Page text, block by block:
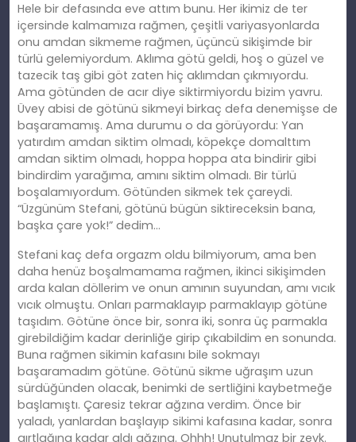
Hele bir defasında eve attım bunu. Her ikimiz de ter
içersinde kalmamıza rağmen, çeşitli variyasyonlarda
onu amdan sikmeme rağmen, üçüncü sikişimde bir
türlü gelemiyordum. Aklıma götü geldi, hoş o güzel ve
tazecik taş gibi göt zaten hiç aklımdan çıkmıyordu.
Ama götünden de acır diye siktirmiyordu bizim yavru.
Üvey abisi de götünü sikmeyi birkaç defa denemişse de
başaramamış. Ama durumu o da görüyordu: Yan
yatırdım amdan siktim olmadı, köpekçe domalttım
amdan siktim olmadı, hoppa hoppa ata bindirir gibi
bindirdim yarağıma, amını siktim olmadı. Bir türlü
boşalamıyordum. Götünden sikmek tek çareydi.
“Üzgünüm Stefani, götünü bügün siktireceksin bana,
başka çare yok!” dedim…
Stefani kaç defa orgazm oldu bilmiyorum, ama ben
daha henüz boşalmamama rağmen, ikinci sikişimden
arda kalan döllerim ve onun amının suyundan, amı vıcık
vıcık olmuştu. Onları parmaklayıp parmaklayıp götüne
taşıdım. Götüne önce bir, sonra iki, sonra üç parmakla
girebildiğim kadar derinliğe girip çıkabildim en sonunda.
Buna rağmen sikimin kafasını bile sokmayı
başaramadım götüne. Götünü sikme uğraşım uzun
sürdüğünden olacak, benimki de sertliğini kaybetmeğe
başlamıştı. Çaresiz tekrar ağzına verdim. Önce bir
yaladı, yanlardan başlayıp sikimi kafasına kadar, sonra
gırtlağına kadar aldı ağzına. Ohhh! Unutulmaz bir zevk.